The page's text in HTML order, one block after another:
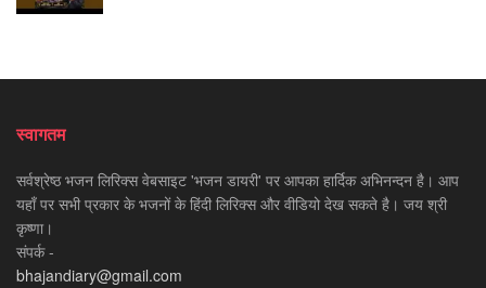
स्वागतम
सर्वश्रेष्ठ भजन लिरिक्स वेबसाइट 'भजन डायरी' पर आपका हार्दिक अभिनन्दन है। आप
यहाँ पर सभी प्रकार के भजनों के हिंदी लिरिक्स और वीडियो देख सकते है। जय श्री
कृष्णा।
संपर्क -
bhajandiary@gmail.com